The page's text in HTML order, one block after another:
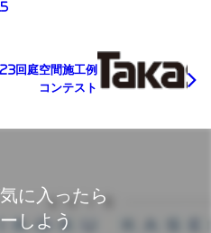
回庭空間施工例
コンテスト
に入ったら
しよう